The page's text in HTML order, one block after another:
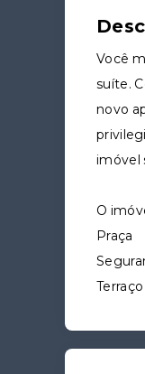
Você
suíte.
novo
imóvel
O
Praça
Terraço